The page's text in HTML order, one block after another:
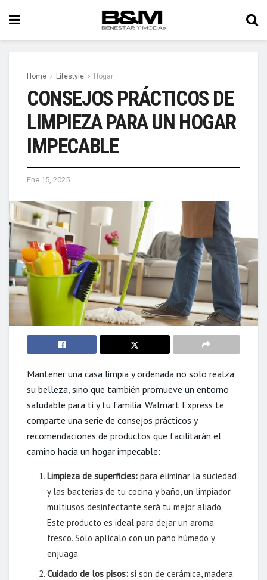
Home Lifestyle Hogar
CONSEJOS PRÁCTICOS DE
LIMPIEZA PARA UN HOGAR
IMPECABLE
Ene 15, 2025
Mantener una casa limpia y ordenada no solo realza
su belleza, sino que también promueve un entorno
saludable para ti y tu familia. Walmart Express te
comparte una serie de consejos prácticos y
recomendaciones de productos que facilitarán el
camino hacia un hogar impecable:
Limpieza de superficies: para eliminar la suciedad
y las bacterias de tu cocina y baño, un limpiador
multiusos desinfectante será tu mejor aliado.
Este producto es ideal para dejar un aroma
fresco. Solo aplícalo con un paño húmedo y
enjuaga.
Cuidado de los pisos: si son de cerámica, madera